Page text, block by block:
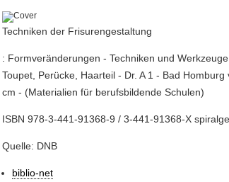
Techniken der Frisurengestaltung
: Formveränderungen - Techniken und
Toupet, Perücke, Haarteil - Dr. A 1 - Bad
cm - (Materialien für berufsbildende Schulen)
ISBN 978-3-441-91368-9 / 3-441-91368-X
Quelle: DNB
biblio-net